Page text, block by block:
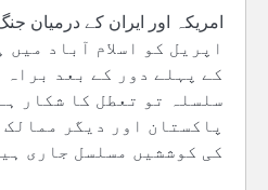
اپریل کو اسلام آباد
کے پہلے دور کے بعد براہ
سلسلہ تو تعطل کا شکار
پاکستان اور دیگر
کی کوششیں مسلسل جاری